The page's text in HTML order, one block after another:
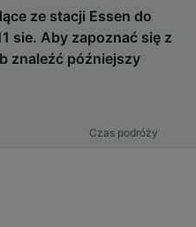
ze stacji Essen do
sie. Aby zapoznać się z
znaleźć późniejszy
Czas podróży